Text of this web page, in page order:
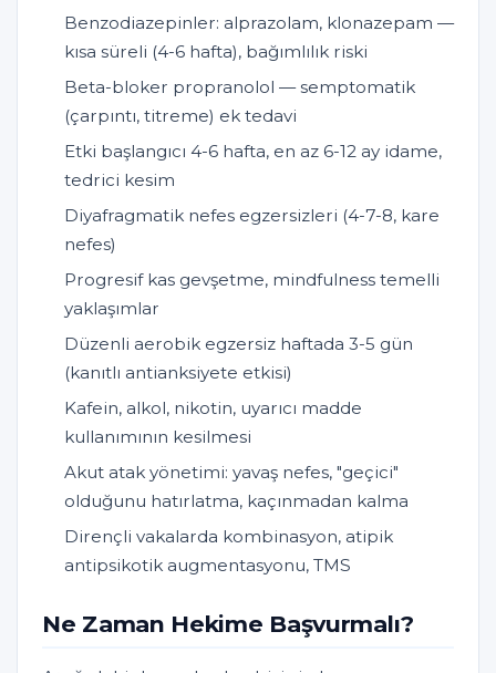
Benzodiazepinler: alprazolam, klonazepam —
kısa süreli (4-6 hafta), bağımlılık riski
Beta-bloker propranolol — semptomatik
(çarpıntı, titreme) ek tedavi
Etki başlangıcı 4-6 hafta, en az 6-12 ay idame,
tedrici kesim
Diyafragmatik nefes egzersizleri (4-7-8, kare
nefes)
Progresif kas gevşetme, mindfulness temelli
yaklaşımlar
Düzenli aerobik egzersiz haftada 3-5 gün
(kanıtlı antianksiyete etkisi)
Kafein, alkol, nikotin, uyarıcı madde
kullanımının kesilmesi
Akut atak yönetimi: yavaş nefes, "geçici"
olduğunu hatırlatma, kaçınmadan kalma
Dirençli vakalarda kombinasyon, atipik
antipsikotik augmentasyonu, TMS
Ne Zaman Hekime Başvurmalı?